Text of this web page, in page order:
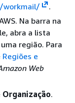
workmail/
.
Na barra na
abra a lista
região. Para
Regiões e
Web
Organização.